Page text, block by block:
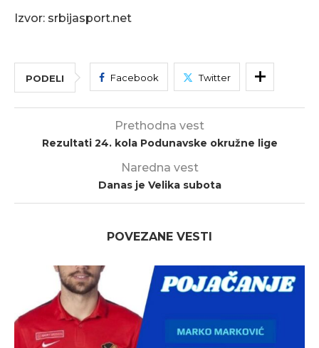
Izvor: srbijasport.net
PODELI Facebook Twitter
Prethodna vest
Rezultati 24. kola Podunavske okružne lige
Naredna vest
Danas je Velika subota
POVEZANE VESTI